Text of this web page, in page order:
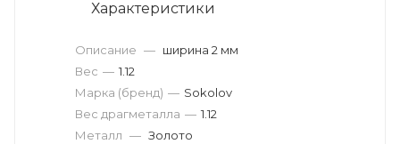
Характеристики
Описание — ширина 2 мм
Вес драгметалла — 1.12
Марка (бренд) — Sokolov
Вес — 1.12
Металл — Золото